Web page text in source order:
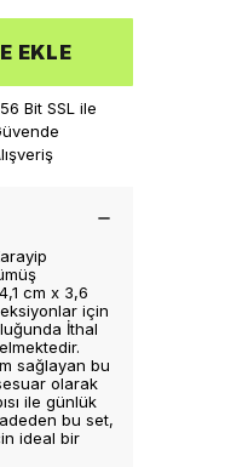
EKLE
Bit SSL ile
cm x 3,6
için
İthal
sağlayan bu
olarak
ile günlük
bu set,
ideal bir